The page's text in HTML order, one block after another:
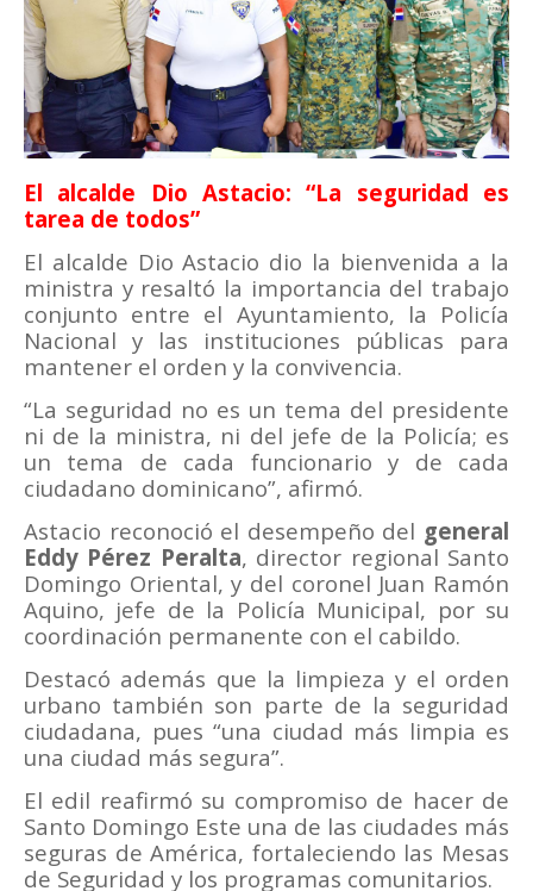
El alcalde Dio Astacio: “La seguridad es
tarea de todos”
El alcalde Dio Astacio dio la bienvenida a la
ministra y resaltó la importancia del trabajo
conjunto entre el Ayuntamiento, la Policía
Nacional y las instituciones públicas para
mantener el orden y la convivencia.
“La seguridad no es un tema del presidente
ni de la ministra, ni del jefe de la Policía; es
un tema de cada funcionario y de cada
ciudadano dominicano”, afirmó.
Astacio reconoció el desempeño del general
Eddy Pérez Peralta, director regional Santo
Domingo Oriental, y del coronel Juan Ramón
Aquino, jefe de la Policía Municipal, por su
coordinación permanente con el cabildo.
Destacó además que la limpieza y el orden
urbano también son parte de la seguridad
ciudadana, pues “una ciudad más limpia es
una ciudad más segura”.
El edil reafirmó su compromiso de hacer de
Santo Domingo Este una de las ciudades más
seguras de América, fortaleciendo las Mesas
de Seguridad y los programas comunitarios.